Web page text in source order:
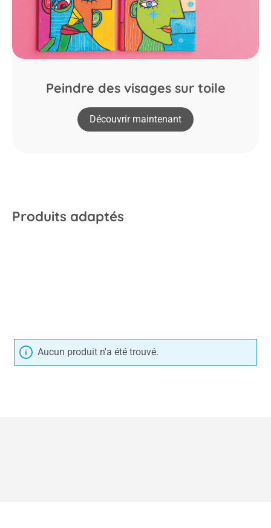
Peindre des visages sur toile
Découvrir maintenant
Produits adaptés
Aucun produit n'a été trouvé.